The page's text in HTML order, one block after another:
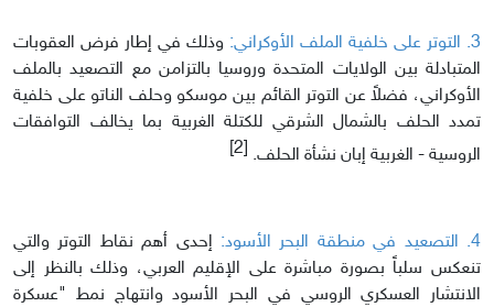
3. التوتر على خلفية الملف الأوكراني:
وذلك في إطار فرض العقوبات
المتبادلة بين الولايات المتحدة وروسيا بالتزامن مع التصعيد بالملف
الأوكراني، فضلاً عن التوتر القائم بين موسكو وحلف الناتو على خلفية
تمدد الحلف بالشمال الشرقي للكتلة الغربية بما يخالف التوافقات
الروسية - الغربية إبان نشأة الحلف.
4. التصعيد في منطقة البحر الأسود:
إحدى أهم نقاط التوتر والتي
تنعكس سلباً بصورة مباشرة على الإقليم العربي، وذلك بالنظر إلى
الانتشار العسكري الروسي في البحر الأسود وانتهاج نمط "عسكرة